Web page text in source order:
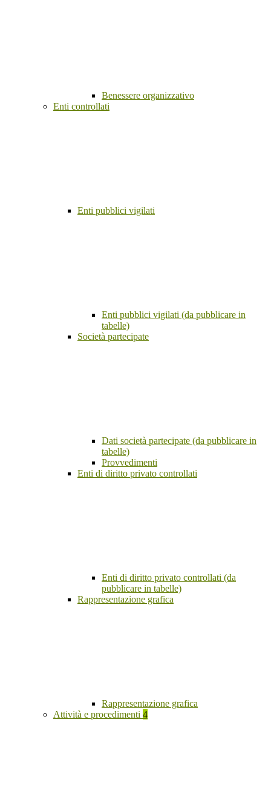
Benessere organizzativo
Enti controllati
Enti pubblici vigilati
Enti pubblici vigilati (da pubblicare in
tabelle)
Società partecipate
Dati società partecipate (da pubblicare in
tabelle)
Provvedimenti
Enti di diritto privato controllati
Enti di diritto privato controllati (da
pubblicare in tabelle)
Rappresentazione grafica
Rappresentazione grafica
Attività e procedimenti 4